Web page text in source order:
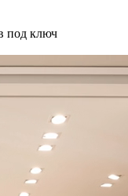
под ключ